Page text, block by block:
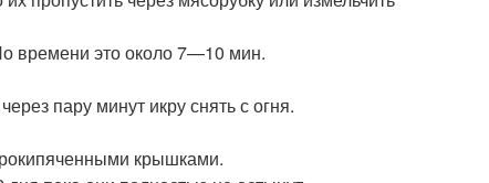
времени это около 7—10 мин.
пару минут икру снять с огня.
крышками.